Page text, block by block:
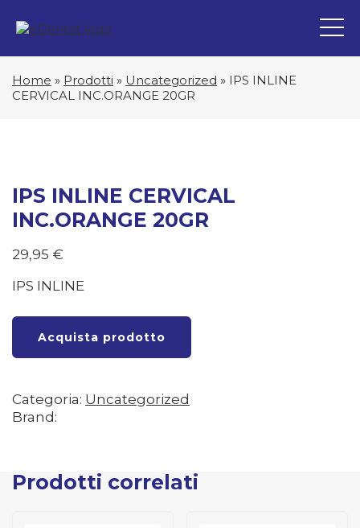
Home » Prodotti » Uncategorized » IPS INLINE
CERVICAL INC.ORANGE 20GR
IPS INLINE CERVICAL
INC.ORANGE 20GR
29,95 €
IPS INLINE
Acquista prodotto
Categoria: Uncategorized
Brand:
Prodotti correlati